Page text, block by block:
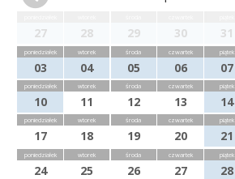
27 28 29 30 31
poniedziałek
03
wtorek
04
środa
05
czwartek
06
piątek
07
poniedziałek
10
wtorek
11
środa
12
czwartek
13
piątek
14
poniedziałek
17
wtorek
18
środa
19
czwartek
20
piątek
21
poniedziałek
24
wtorek
25
środa
26
czwartek
27
piątek
28